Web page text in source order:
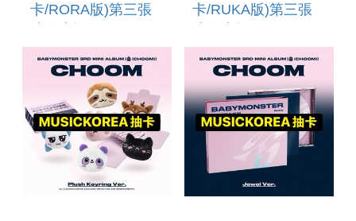
卡/RORA版)第三張
「CHOOM(PLUSH
KEYRING VER.)」
(韓國進口版)
卡/RUKA版)第三張
「CHOOM(JEWEL
VER.)」 (韓國進口
版)